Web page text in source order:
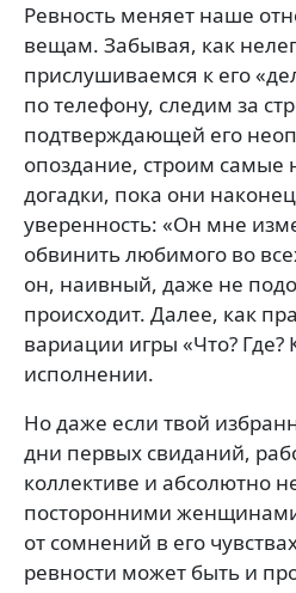
Ревность меняет наше
вещам. Забывая, как
прислушиваемся к его
по телефону, следим за
подтверждающей его
опоздание, строим самые
догадки, пока они
уверенность: «Он мне
обвинить любимого во
он, наивный, даже не
происходит. Далее, как
вариации игры «Что?
исполнении.
Но даже если твой
дни первых свиданий,
коллективе и абсолютно
посторонними
от сомнений в его
ревности может быть и